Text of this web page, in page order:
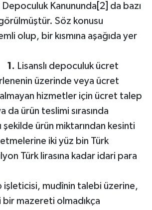
Depoculuk Kanununda [2] da bazı
Söz konusu
olup, bir kısmına aşağıda yer
1. Lisanslı depoculuk ücret
üzerinde veya ücret
hizmetler için ücret talep
da ürün teslimi sırasında
şekilde ürün miktarından kesinti
iki yüz bin Türk
Türk lirasına kadar idari para
verilir.
işleticisi, mudînin talebi üzerine,
bir mazereti olmadıkça